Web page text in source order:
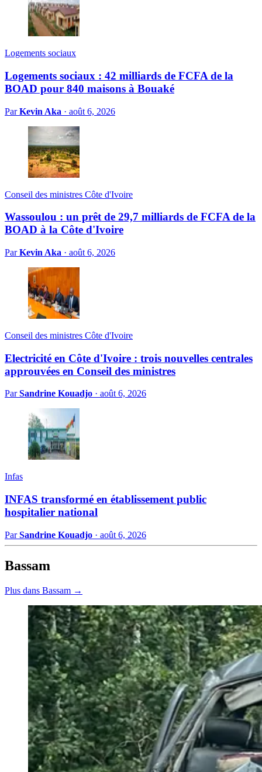
Logements sociaux
Logements sociaux : 42 milliards de FCFA de la
BOAD pour 840 maisons à Bouaké
ParKevin Aka · août 6, 2026
Conseil des ministres Côte d'Ivoire
Wassoulou : un prêt de 29,7 milliards de FCFA de la
BOAD à la Côte d'Ivoire
ParKevin Aka · août 6, 2026
Conseil des ministres Côte d'Ivoire
Electricité en Côte d'Ivoire : trois nouvelles centrales
approuvées en Conseil des ministres
ParSandrine Kouadjo · août 6, 2026
Infas
INFAS transformé en établissement public
hospitalier national
ParSandrine Kouadjo · août 6, 2026
Bassam
Plus dans Bassam →